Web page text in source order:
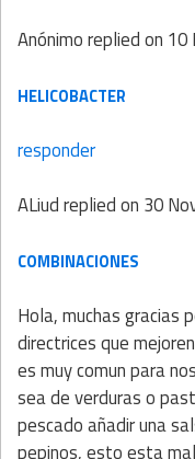
Anónimoreplied on 10
HELICOBACTER
responder
ALiudreplied on 30
COMBINACIONES
Hola, muchas gracias
directrices que
es muy comun para
sea de verduras o
pescado añadir una
pepinos, esto esta